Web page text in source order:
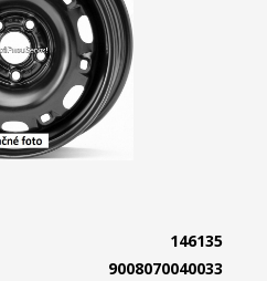
146135
9008070040033